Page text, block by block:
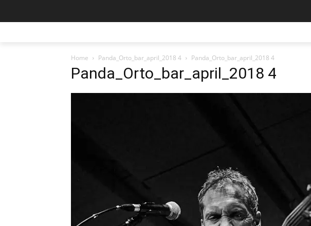
Home Panda_Orto_bar_april_2018 4 Panda_Orto_bar_april_2018 4
Panda_Orto_bar_april_2018 4